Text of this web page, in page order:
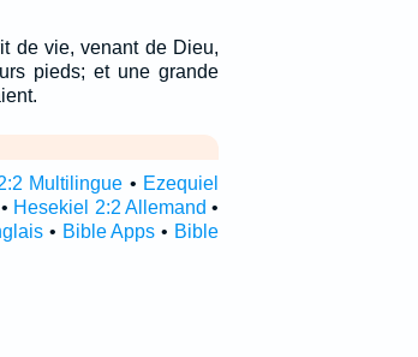
de vie, venant de Dieu,
pieds; et une grande
Multilingue • Ezequiel
• Hesekiel 2:2 Allemand •
• Bible Apps • Bible